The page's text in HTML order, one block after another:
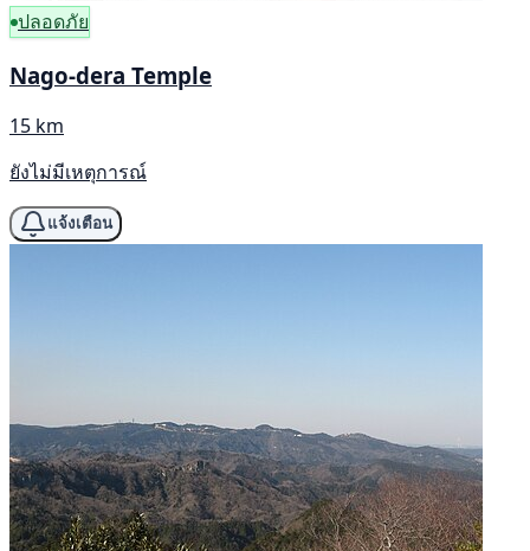
ปลอดภัย
Nago-dera Temple
15 km
ยังไม่มีเหตุการณ์
แจ้งเตือน